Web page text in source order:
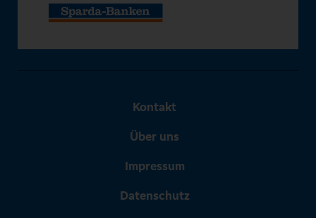
Kontakt
Über uns
Impressum
Datenschutz